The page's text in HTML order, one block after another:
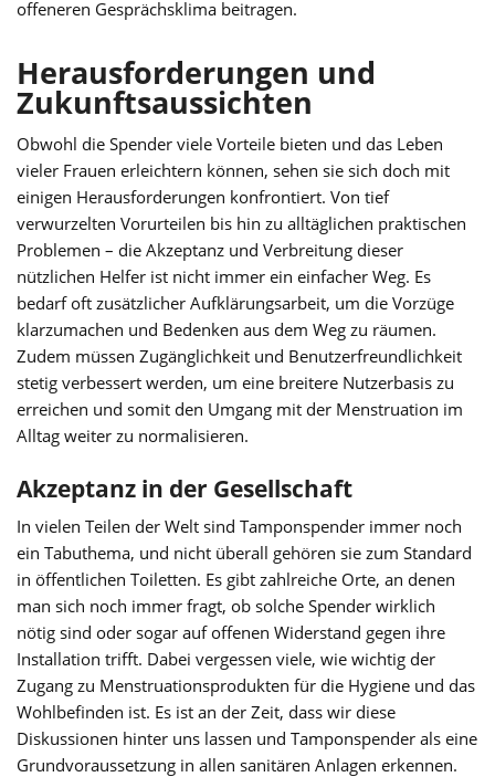
offeneren Gesprächsklima beitragen.
Herausforderungen und
Zukunftsaussichten
Obwohl die Spender viele Vorteile bieten und das Leben
vieler Frauen erleichtern können, sehen sie sich doch mit
einigen Herausforderungen konfrontiert. Von tief
verwurzelten Vorurteilen bis hin zu alltäglichen praktischen
Problemen – die Akzeptanz und Verbreitung dieser
nützlichen Helfer ist nicht immer ein einfacher Weg. Es
bedarf oft zusätzlicher Aufklärungsarbeit, um die Vorzüge
klarzumachen und Bedenken aus dem Weg zu räumen.
Zudem müssen Zugänglichkeit und Benutzerfreundlichkeit
stetig verbessert werden, um eine breitere Nutzerbasis zu
erreichen und somit den Umgang mit der Menstruation im
Alltag weiter zu normalisieren.
Akzeptanz in der Gesellschaft
In vielen Teilen der Welt sind Tamponspender immer noch
ein Tabuthema, und nicht überall gehören sie zum Standard
in öffentlichen Toiletten. Es gibt zahlreiche Orte, an denen
man sich noch immer fragt, ob solche Spender wirklich
nötig sind oder sogar auf offenen Widerstand gegen ihre
Installation trifft. Dabei vergessen viele, wie wichtig der
Zugang zu Menstruationsprodukten für die Hygiene und das
Wohlbefinden ist. Es ist an der Zeit, dass wir diese
Diskussionen hinter uns lassen und Tamponspender als eine
Grundvoraussetzung in allen sanitären Anlagen erkennen.